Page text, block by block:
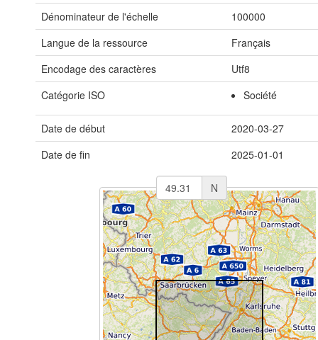
Dénominateur de l'échelle
100000
Langue de la ressource
Français
Encodage des caractères
Utf8
Catégorie ISO
Société
Date de début
2020-03-27
Date de fin
2025-01-01
N